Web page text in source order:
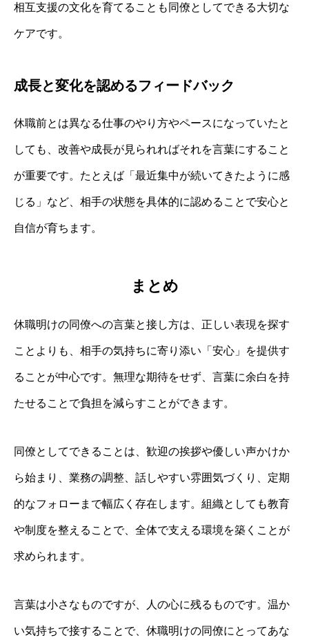
相互支援の文化を育てることも同僚としてできる大切な
ケアです。
成長と変化を認めるフィードバック
休職前とは異なる仕事のやり方やペースになっていたと
しても、改善や成長が見られればそれを言葉にすること
が重要です。たとえば「最近集中が続いてきたように感
じる」など、相手の状態を具体的に認めることで安心と
自信が育ちます。
まとめ
休職明けの同僚への言葉と接し方は、正しい表現を探す
ことよりも、相手の気持ちに寄り添い「安心」を提供す
ることが中心です。無理な期待をせず、言葉に余白を持
たせることで負担を減らすことができます。
同僚としてできることは、歓迎の挨拶や優しい声かけか
ら始まり、業務の調整、話しやすい雰囲気づくり、定期
的なフォローまで幅広く存在します。組織としても教育
や制度を整えることで、全体で支える環境を築くことが
求められます。
言葉は小さなものですが、人の心に残るものです。温か
い気持ちで接することで、休職明けの同僚にとってあな